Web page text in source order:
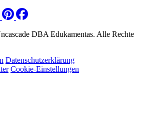
DBA Edukamentas. Alle Rechte
Datenschutzerklärung
Cookie-Einstellungen